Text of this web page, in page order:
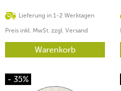
Lieferung in 1-2 Werktagen
Preis inkl. MwSt. zzgl. Versand
Warenkorb
- 35%